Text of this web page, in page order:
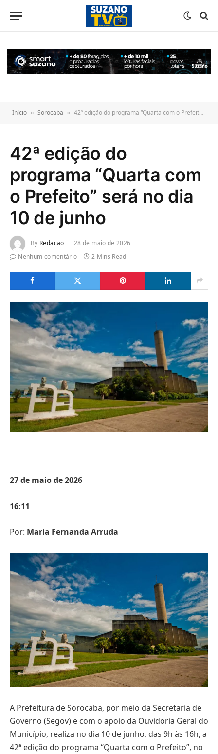
conteúdo
.
Início » Sorocaba » 42ª edição do programa “Quarta com o Prefeito” será no dia 10 de junho
42ª edição do
programa “Quarta com
o Prefeito” será no dia
10 de junho
By Redacao
28 de maio de 2026
Nenhum comentário
2 Mins Read
27 de maio de 2026
16:11
Por: Maria Fernanda Arruda
A Prefeitura de Sorocaba, por meio da Secretaria de
Governo (Segov) e com o apoio da Ouvidoria Geral do
Município, realiza no dia 10 de junho, das 9h às 16h, a
42ª edição do programa “Quarta com o Prefeito”, no